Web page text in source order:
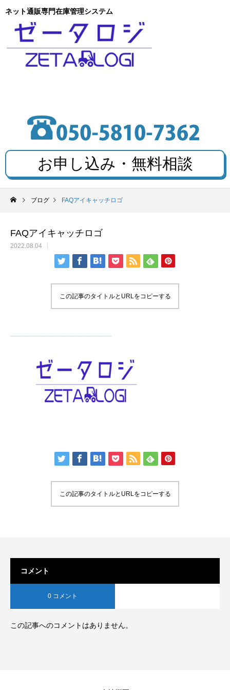
ネット通販専門在庫管理システム
お申し込み・無料相談
ブログ FAQアイキャッチロゴ
FAQアイキャッチロゴ
2022.08.04
この記事のタイトルとURLをコピーする
この記事のタイトルとURLをコピーする
コメント
0 コメント
この記事へのコメントはありません。